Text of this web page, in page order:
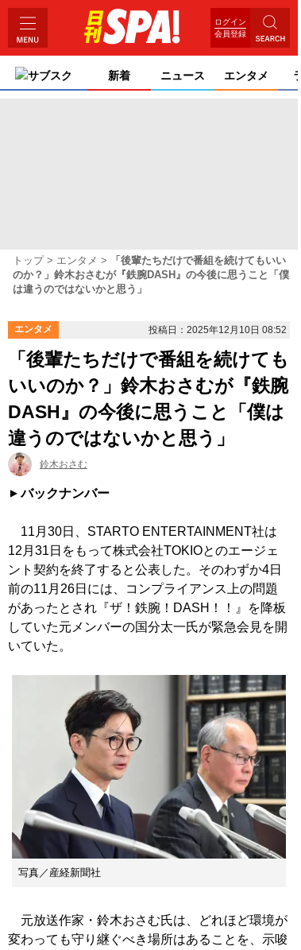
ログイン
会員登録
サブスク 新着 ニュース エンタメ
トップ エンタメ
「後輩たちだけで番組を続けてもいい
のか？」鈴木おさむが『鉄腕DASH』の今後に思うこと「僕
は違うのではないかと思う」
エンタメ 投稿日：2025年12月10日 08:52
「後輩たちだけで番組を続けても
いいのか？」鈴木おさむが『鉄腕
DASH』の今後に思うこと「僕は
違うのではないかと思う」
鈴木おさむ
バックナンバー
11月30日、STARTO ENTERTAINMENT社は
12月31日をもって株式会社TOKIOとのエージェ
ント契約を終了すると公表した。そのわずか4日
前の11月26日には、コンプライアンス上の問題
があったとされ『ザ！鉄腕！DASH！！』を降板
していた元メンバーの国分太一氏が緊急会見を開
いていた。
写真／産経新聞社
元放送作家・鈴木おさむ氏は、どれほど環境が
変わっても守り継ぐべき場所はあることを、示唆